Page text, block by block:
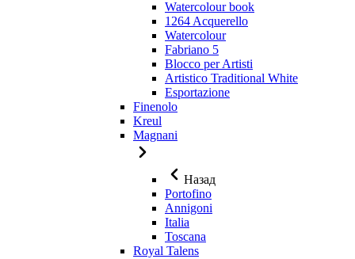
Watercolour book
1264 Acquerello
Watercolour
Fabriano 5
Blocco per Artisti
Artistico Traditional White
Esportazione
Finenolo
Kreul
Magnani
Назад
Portofino
Annigoni
Italia
Toscana
Royal Talens